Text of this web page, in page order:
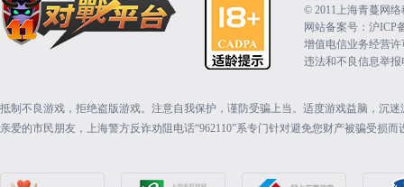
©️ 2011上海青蔓网
网站备案号：沪ICP
增值电信业务经营许
违法和不良信息举报
抵制不良游戏，拒绝盗版游戏。注意自我保护，谨防受骗上当。适度游戏益脑，沉
亲爱的市民朋友，上海警方反诈劝阻电话“962110”系专门针对避免您财产被骗受损